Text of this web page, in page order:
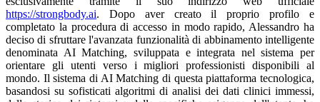
https://strongbody.ai. Dopo aver creato il proprio profilo e
completato la procedura di accesso in modo rapido, Alessandro ha
deciso di sfruttare l'avanzata funzionalità di abbinamento intelligente
denominata AI Matching, sviluppata e integrata nel sistema per
orientare gli utenti verso i migliori professionisti disponibili al
mondo. Il sistema di AI Matching di questa piattaforma tecnologica,
basandosi su sofisticati algoritmi di analisi dei dati clinici immessi,